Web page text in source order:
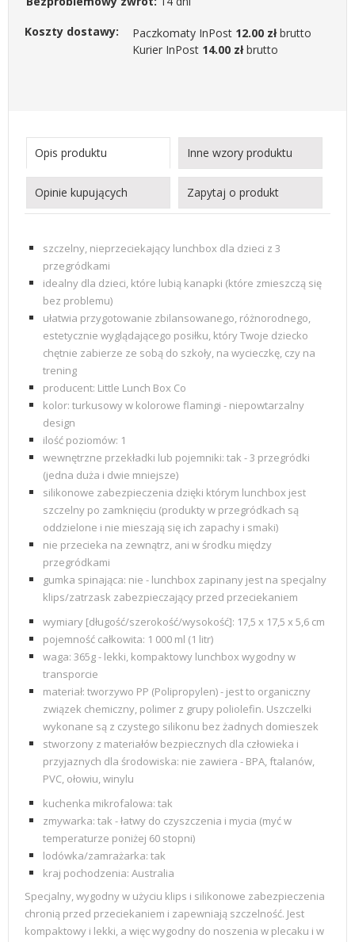
Koszty dostawy:
Paczkomaty InPost 12.00 złbrutto
Kurier InPost 14.00 złbrutto
Opis produktu Inne wzory produktu
Opinie kupujących Zapytaj o produkt
szczelny, nieprzeciekający lunchbox dla dzieci z 3
przegródkami
idealny dla dzieci, które lubią kanapki (które zmieszczą się
bez problemu)
ułatwia przygotowanie zbilansowanego, różnorodnego,
estetycznie wyglądającego posiłku, który Twoje dziecko
chętnie zabierze ze sobą do szkoły, na wycieczkę, czy na
trening
producent: Little Lunch Box Co
kolor: turkusowy w kolorowe flamingi - niepowtarzalny
design
ilość poziomów: 1
wewnętrzne przekładki lub pojemniki: tak - 3 przegródki
(jedna duża i dwie mniejsze)
silikonowe zabezpieczenia dzięki którym lunchbox jest
szczelny po zamknięciu (produkty w przegródkach są
oddzielone i nie mieszają się ich zapachy i smaki)
nie przecieka na zewnątrz, ani w środku między
przegródkami
gumka spinająca: nie - lunchbox zapinany jest na specjalny
klips/zatrzask zabezpieczający przed przeciekaniem
wymiary [długość/szerokość/wysokość]: 17,5 x 17,5 x 5,6 cm
pojemność całkowita: 1 000 ml (1 litr)
waga: 365g - lekki, kompaktowy lunchbox wygodny w
transporcie
materiał: tworzywo PP (Polipropylen) - jest to organiczny
związek chemiczny, polimer z grupy poliolefin. Uszczelki
wykonane są z czystego silikonu bez żadnych domieszek
stworzony z materiałów bezpiecznych dla człowieka i
przyjaznych dla środowiska: nie zawiera - BPA, ftalanów,
PVC, ołowiu, winylu
kuchenka mikrofalowa: tak
zmywarka: tak - łatwy do czyszczenia i mycia (myć w
temperaturze poniżej 60 stopni)
lodówka/zamrażarka: tak
kraj pochodzenia: Australia
Specjalny, wygodny w użyciu klips i silikonowe zabezpieczenia
chronią przed przeciekaniem i zapewniają szczelność. Jest
kompaktowy i lekki, a więc wygodny do noszenia w plecaku i w